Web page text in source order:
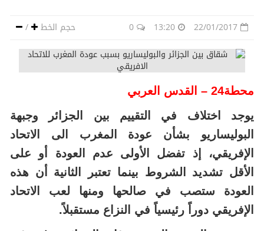
حجم الخط / 22/01/2017
13:20
0
محطة24 – القدس العربي
يوجد اختلاف في التقييم بين الجزائر وجبهة
البوليساريو بشأن عودة المغرب الى الاتحاد
الإفريقي، إذ تفضل الأولى عدم العودة أو على
الأقل تشديد الشروط بينما تعتبر الثانية أن هذه
العودة ستصب في صالحها ومنها لعب الاتحاد
الإفريقي دوراً رئيسياً في النزاع مستقبلاً.